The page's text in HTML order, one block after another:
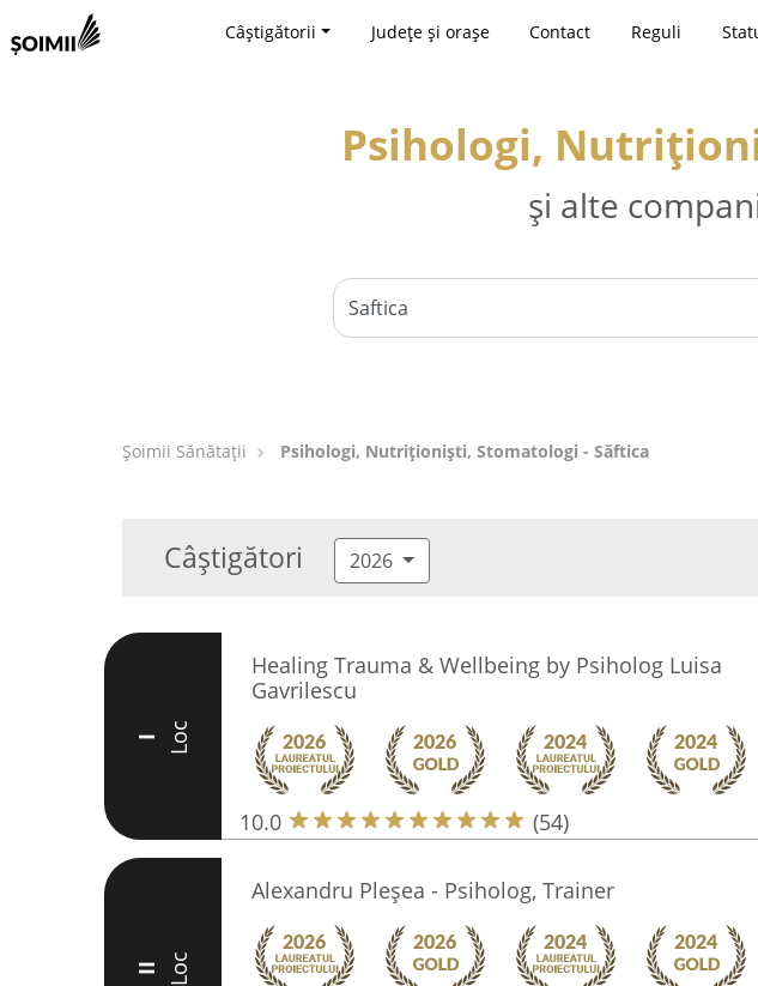
Câștigătorii Județe și orașe Contact Reguli
Psihologi,
și alte
Şoimii Sănătații Psihologi, Nutriționiști, Stomatologi - Săftica
Câștigători 2026
I Loc
Healing Trauma & Wellbeing by Psiholog Luisa
Gavrilescu
10.0 (54)
II Loc
Alexandru Pleșea - Psiholog, Trainer